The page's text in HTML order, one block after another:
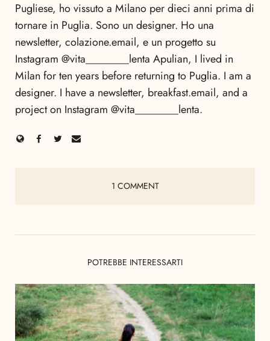
Pugliese, ho vissuto a Milano per dieci anni prima di
tornare in Puglia. Sono un designer. Ho una
newsletter, colazione.email, e un progetto su
Instagram @vita________lenta Apulian, I lived in
Milan for ten years before returning to Puglia. I am a
designer. I have a newsletter, breakfast.email, and a
project on Instagram @vita________lenta.
1 COMMENT
POTREBBE INTERESSARTI